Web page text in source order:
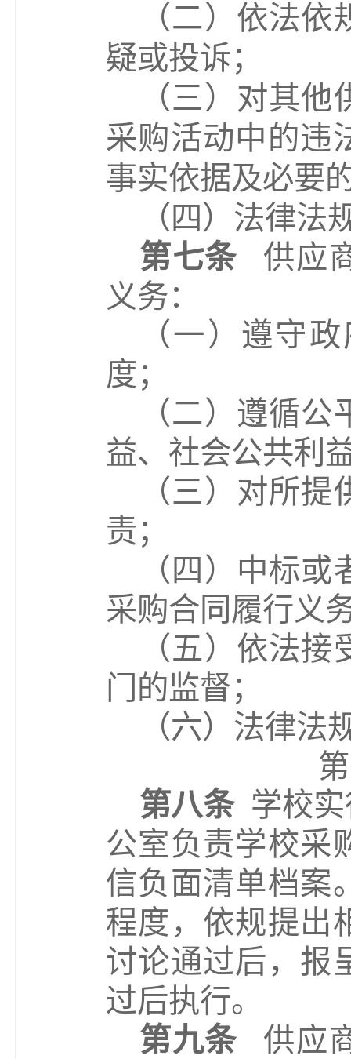
（二）依法
疑或投诉；
（三）对其
采购活动中的违
事实依据及必要
（四）法律法
第七条
供应
义务：
（一）遵守
度；
（二）遵循
益、社会公共利
（三）对所
责；
（四）中标
采购合同履行义
（五）依法
门的监督；
（六）法律法
第八条 学校
公室负责学校采
信负面清单档案
程度，依规提出
讨论通过后，报
过后执行。
第九条
供应